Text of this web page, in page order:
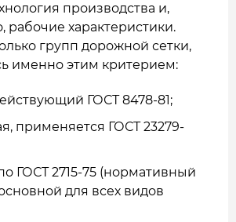
производства и,
рабочие характеристики.
групп дорожной сетки,
именно этим критерием:
ГОСТ 8478-81;
применяется ГОСТ 23279-
ГОСТ 2715-75 (нормативный
для всех видов